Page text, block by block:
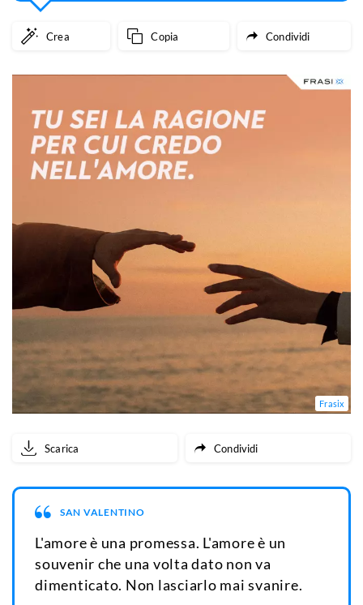
Crea Copia Condividi
Frasix
Scarica Condividi
SAN VALENTINO
L'amore è una promessa. L'amore è un
souvenir che una volta dato non va
dimenticato. Non lasciarlo mai svanire.